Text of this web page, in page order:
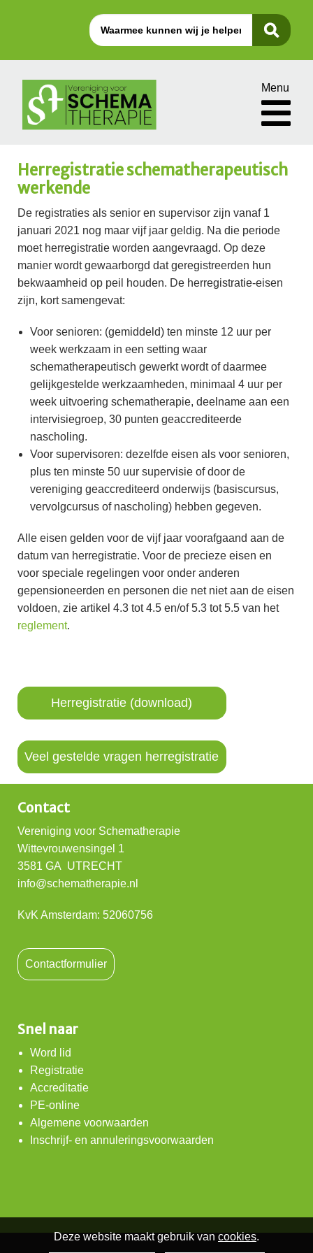
Menu
Herregistratie schematherapeutisch
werkende
De registraties als senior en supervisor zijn vanaf 1
januari 2021 nog maar vijf jaar geldig. Na die periode
moet herregistratie worden aangevraagd. Op deze
manier wordt gewaarborgd dat geregistreerden hun
bekwaamheid op peil houden. De herregistratie-eisen
zijn, kort samengevat:
Voor senioren: (gemiddeld) ten minste 12 uur per
week werkzaam in een setting waar
schematherapeutisch gewerkt wordt of daarmee
gelijkgestelde werkzaamheden, minimaal 4 uur per
week uitvoering schematherapie, deelname aan een
intervisiegroep, 30 punten geaccrediteerde
nascholing.
Voor supervisoren: dezelfde eisen als voor senioren,
plus ten minste 50 uur supervisie of door de
vereniging geaccrediteerd onderwijs (basiscursus,
vervolgcursus of nascholing) hebben gegeven.
Alle eisen gelden voor de vijf jaar voorafgaand aan de
datum van herregistratie. Voor de precieze eisen en
voor speciale regelingen voor onder anderen
gepensioneerden en personen die net niet aan de eisen
voldoen, zie artikel 4.3 tot 4.5 en/of 5.3 tot 5.5 van het
reglement.
Herregistratie (download)
Veel gestelde vragen herregistratie
Contact
Vereniging voor Schematherapie
Wittevrouwensingel 1
3581 GA UTRECHT
info@schematherapie.nl
KvK Amsterdam: 52060756
Contactformulier
Snel naar
Word lid
Registratie
Accreditatie
PE-online
Algemene voorwaarden
Inschrijf- en annuleringsvoorwaarden
Deze website maakt gebruik vancookies.